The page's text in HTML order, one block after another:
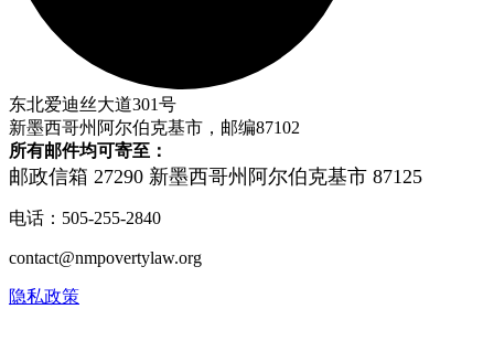
东北爱迪丝大道301号
新墨西哥州阿尔伯克基市，邮编87102
所有邮件均可寄至：
邮政信箱 27290 新墨西哥州阿尔伯克基市 87125
电话：505-255-2840
contact@nmpovertylaw.org
隐私政策